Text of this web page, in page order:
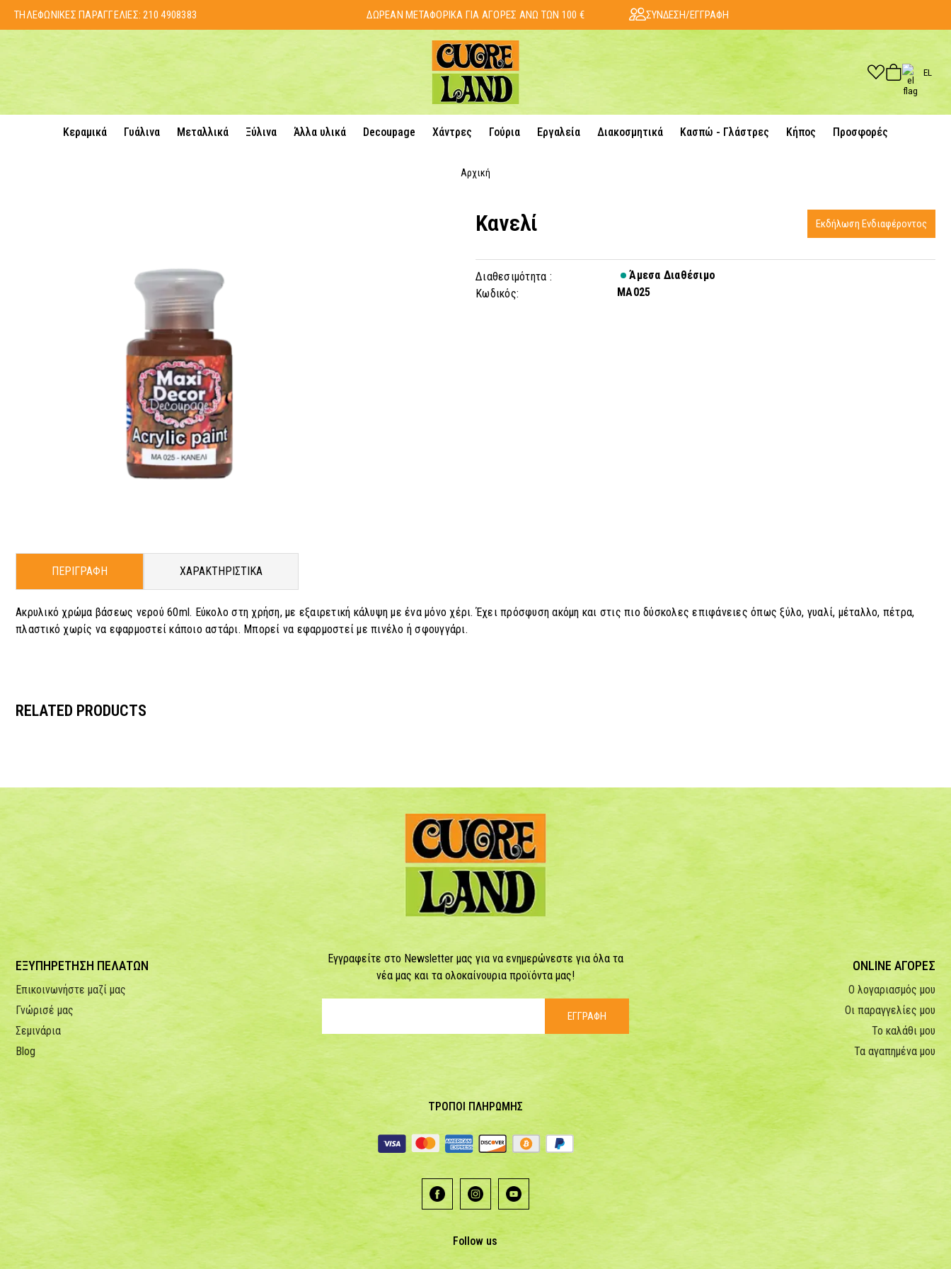
ΤΗΛΕΦΩΝΙΚΕΣ ΠΑΡΑΓΓΕΛΙΕΣ:210 4908383 ΔΩΡΕΑΝ ΜΕΤΑΦΟΡΙΚΑ ΓΙΑ ΑΓΟΡΕΣ ΑΝΩ ΤΩΝ 100 € ΣΥΝΔΕΣΗ/ΕΓΓΡΑΦΗ
EL
Κεραμικά Γυάλινα Μεταλλικά Ξύλινα Άλλα υλικά Decoupage Χάντρες Γούρια Εργαλεία Διακοσμητικά Κασπώ - Γλάστρες Κήπος Προσφορές
Αρχική
Κανελί
Διαθεσιμότητα :
Άμεσα Διαθέσιμο
Κωδικός:
MA025
ΠΕΡΙΓΡΑΦΗ ΧΑΡΑΚΤΗΡΙΣΤΙΚΑ
Ακρυλικό χρώμα βάσεως νερού 60ml. Εύκολο στη χρήση, με εξαιρετική κάλυψη με ένα μόνο χέρι. Έχει πρόσφυση ακόμη και στις πιο δύσκολες επιφάνειες όπως ξύλο, γυαλί, μέταλλο, πέτρα,
πλαστικό χωρίς να εφαρμοστεί κάποιο αστάρι. Μπορεί να εφαρμοστεί με πινέλο ή σφουγγάρι.
Εκδήλωση Ενδιαφέροντος
RELATED PRODUCTS
ΕΞΥΠΗΡΕΤΗΣΗ ΠΕΛΑΤΩΝ
Επικοινωνήστε μαζί μας
Γνώρισέ μας
Σεμινάρια
Blog
Εγγραφείτε στο Newsletter μας για να ενημερώνεστε για όλα τα
νέα μας και τα ολοκαίνουρια προϊόντα μας!
ΕΓΓΡΑΦΗ
ONLINE ΑΓΟΡΕΣ
Ο λογαριασμός μου
Οι παραγγελίες μου
Το καλάθι μου
Τα αγαπημένα μου
ΤΡΟΠΟΙ ΠΛΗΡΩΜΗΣ
Follow us